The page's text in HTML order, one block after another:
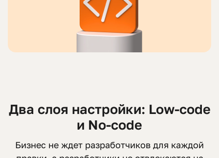
Два слоя настройки: Low-code
и No-code
Бизнес не ждет разработчиков для каждой